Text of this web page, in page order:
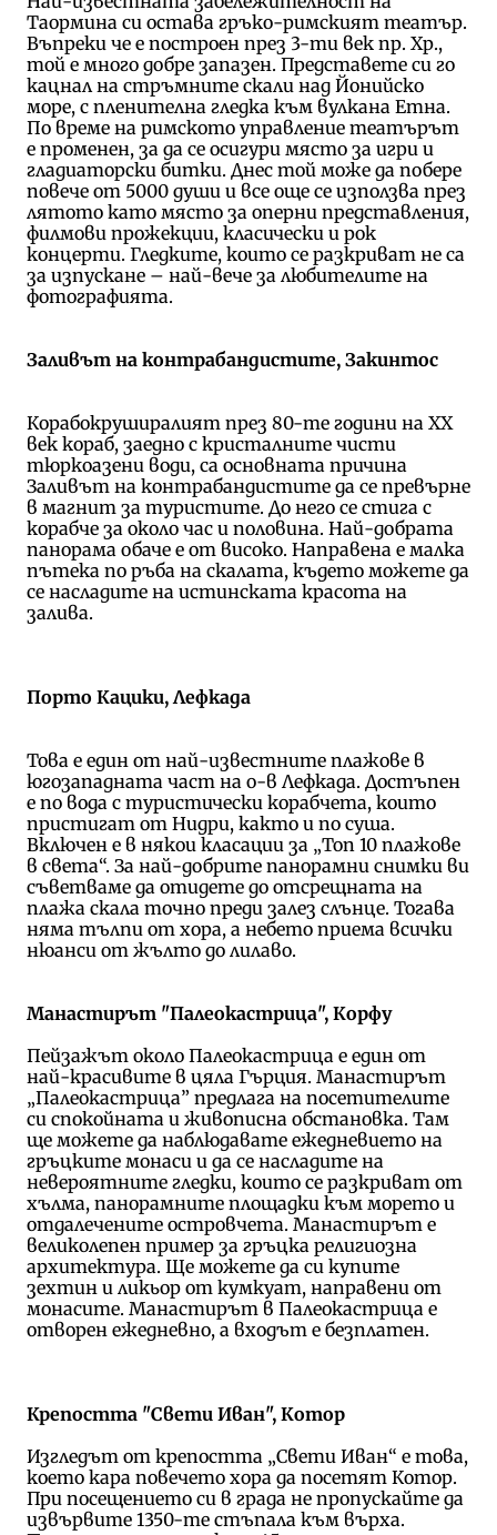
Таормина си остава гръко-римският театър.
Въпреки че е построен през 3-ти век пр. Хр.,
той е много добре запазен. Представете си го
кацнал на стръмните скали над Йонийско
море, с пленителна гледка към вулкана Етна.
По време на римското управление театърът
е променен, за да се осигури място за игри и
гладиаторски битки. Днес той може да побере
повече от 5000 души и все още се използва през
лятото като място за оперни представления,
филмови прожекции, класически и рок
концерти. Гледките, които се разкриват не са
за изпускане – най-вече за любителите на
фотографията.
Заливът на контрабандистите, Закинтос
Корабокруширалият през 80-те години на XX
век кораб, заедно с кристалните чисти
тюркоазени води, са основната причина
Заливът на контрабандистите да се превърне
в магнит за туристите. До него се стига с
корабче за около час и половина. Най-добрата
панорама обаче е от високо. Направена е малка
пътека по ръба на скалата, където можете да
се насладите на истинската красота на
залива.
Порто Кацики, Лефкада
Това е един от най-известните плажове в
югозападната част на о-в Лефкада. Достъпен
е по вода с туристически корабчета, които
пристигат от Нидри, както и по суша.
Включен е в някои класации за „Топ 10 плажове
в света“. За най-добрите панорамни снимки ви
съветваме да отидете до отсрещната на
плажа скала точно преди залез слънце. Тогава
няма тълпи от хора, а небето приема всички
нюанси от жълто до лилаво.
Манастирът "Палеокастрица", Корфу
Пейзажът около Палеокастрица е един от
най-красивите в цяла Гърция. Манастирът
„Палеокастрица” предлага на посетителите
си спокойната и живописна обстановка. Там
ще можете да наблюдавате ежедневието на
гръцките монаси и да се насладите на
невероятните гледки, които се разкриват от
хълма, панорамните площадки към морето и
отдалечените островчета. Манастирът е
великолепен пример за гръцка религиозна
архитектура. Ще можете да си купите
зехтин и ликьор от кумкуат, направени от
монасите. Манастирът в Палеокастрица е
отворен ежедневно, а входът е безплатен.
Крепостта "Свети Иван", Котор
Изгледът от крепостта „Свети Иван“ е това,
което кара повечето хора да посетят Котор.
При посещението си в града не пропускайте да
извървите 1350-те стъпала към върха.